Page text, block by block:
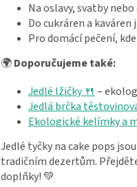
Na oslavy, svatby
Do cukráren a
Pro domácí pečení,
🌍Doporučujeme také:
Jedlé lžičky 🍴 –
Jedlá brčka
Ekologické kelímky a
Jedlé tyčky na cake pops
tradičním dezertům.
doplňky! 💚